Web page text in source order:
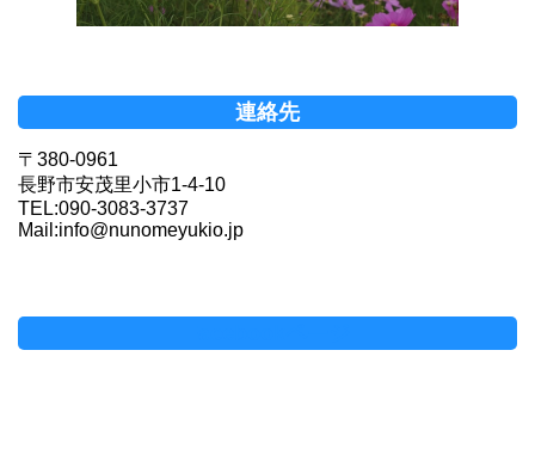
連絡先
〒380-0961
長野市安茂里小市1-4-10
TEL:090-3083-3737
Mail:info@nunomeyukio.jp